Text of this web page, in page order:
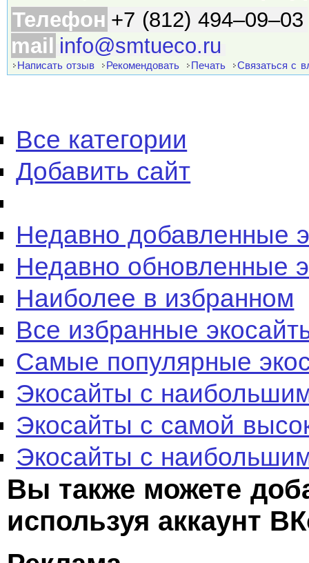
Телефон +7 (812) 494–09–03
mail info@smtueco.ru
Написать отзыв Рекомендовать Печать Связаться с
Все категории
Добавить сайт
Недавно добавленные
Недавно обновленные
Наиболее в избранном
Все избранные
Самые популярные
Экосайты с
Экосайты с самой
Экосайты с
Вы также можете
используя аккаунт